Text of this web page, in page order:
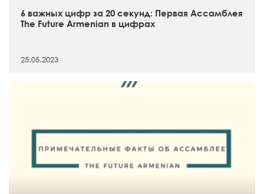
6 важных цифр за 20 секунд: Первая Ассамблея
The Future Armenian в цифрах
25.05.2023